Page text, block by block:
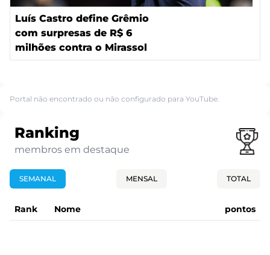
Luís Castro define Grêmio
com surpresas de R$ 6
milhões contra o Mirassol
Portal não encontrado ou não configurado para YouTube.
Ranking
membros em destaque
SEMANAL MENSAL TOTAL
Rank Nome pontos